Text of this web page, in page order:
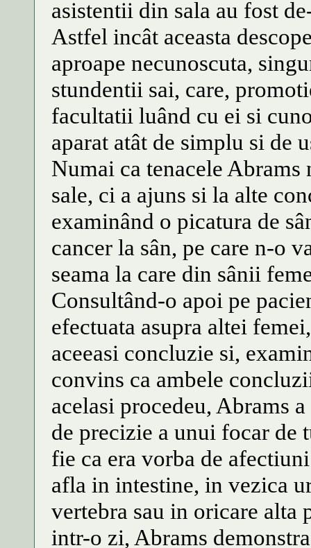
asistentii din sala au fost
Astfel incât aceasta
aproape necunoscuta,
stundentii sai, care,
facultatii luând cu ei si
aparat atât de simplu si de
Numai ca tenacele
sale, ci a ajuns si la alte
examinând o picatura de
cancer la sân, pe care n-o
seama la care din sânii
Consultând-o apoi pe
efectuata asupra altei
aceeasi concluzie si,
convins ca ambele
acelasi procedeu, Abrams
de precizie a unui focar de
fie ca era vorba de
afla in intestine, in vezica
vertebra sau in oricare alta
intr-o zi, Abrams